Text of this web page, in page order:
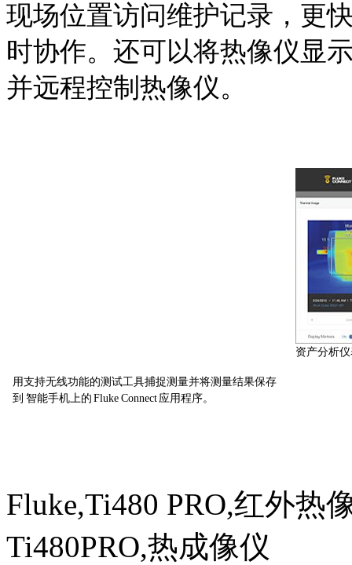
现场位置访问维护记录，更
时协作。还可以将热像仪显
并远程控制热像仪。
用支持无线功能的测试工具捕捉测量并将测量结果保存
到 智能手机上的 Fluke Connect 应用程序。
资产分析
Fluke,Ti480 PRO,红外热
Ti480PRO,热成像仪